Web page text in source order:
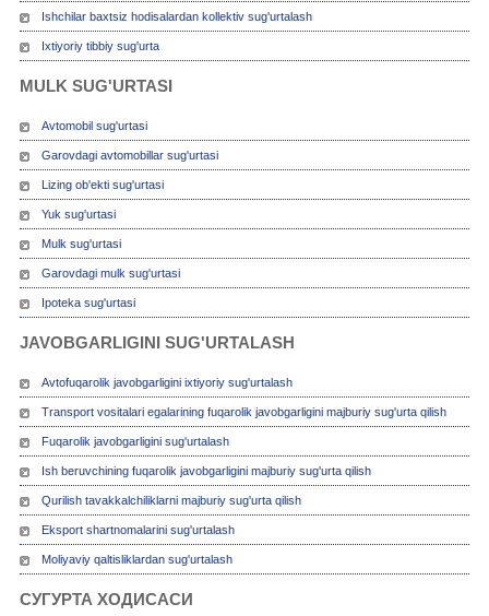
Ishchilar baxtsiz hodisalardan kollektiv sug'urtalash
Ixtiyoriy tibbiy sug'urta
MULK SUG'URTASI
Avtomobil sug'urtasi
Garovdagi avtomobillar sug'urtasi
Lizing ob'ekti sug'urtasi
Yuk sug'urtasi
Mulk sug'urtasi
Garovdagi mulk sug'urtasi
Ipoteka sug'urtasi
JAVOBGARLIGINI SUG'URTALASH
Avtofuqarolik javobgarligini ixtiyoriy sug'urtalash
Transport vositalari egalarining fuqarolik javobgarligini majburiy sug'urta qilish
Fuqarolik javobgarligini sug'urtalash
Ish beruvchining fuqarolik javobgarligini majburiy sug'urta qilish
Qurilish tavakkalchiliklarni majburiy sug'urta qilish
Eksport shartnomalarini sug'urtalash
Moliyaviy qaltisliklardan sug'urtalash
СУГУРТА ХОДИСАСИ